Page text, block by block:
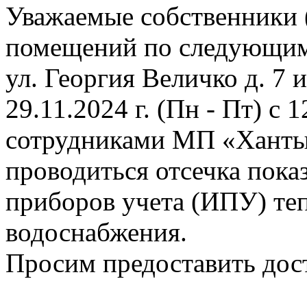
Уважаемые
помещений по
ул. Георгия Величко д. 7
29.11.2024 г. (Пн - Пт) с
сотрудниками МП
проводиться отсечка
приборов учета (ИПУ)
водоснабжения.
Просим предоставить